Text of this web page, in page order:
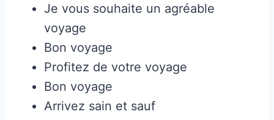
Je vous souhaite un agréable
voyage
Bon voyage
Profitez de votre voyage
Bon voyage
Arrivez sain et sauf